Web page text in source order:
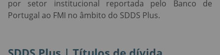
por setor institucional reportada pelo Banco de
Portugal ao FMI no âmbito do SDDS Plus.